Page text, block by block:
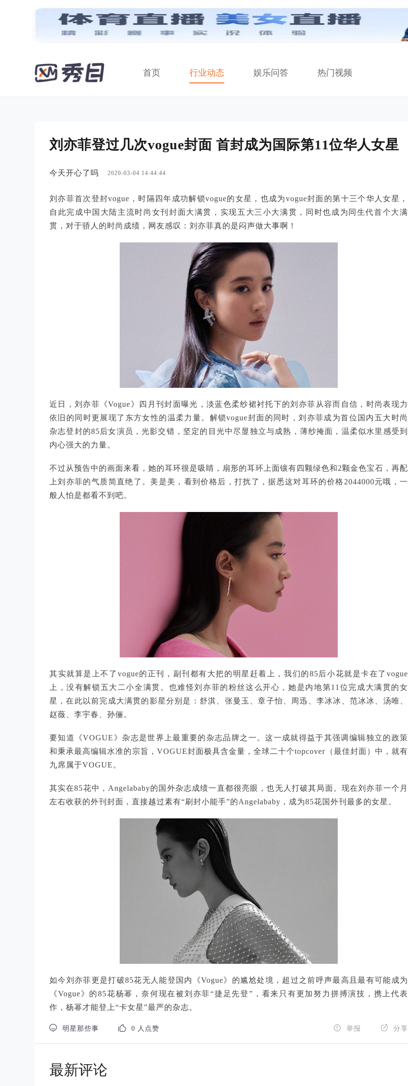
首页 行业动态 娱乐问答 热门视频
刘亦菲登过几次vogue封面 首封成为国际第11位华人女星
今天开心了吗 2020-03-04 14:44:44
刘亦菲首次登封vogue，时隔四年成功解锁vogue的女星，也成为vogue封面的第十三个华人女星，
自此完成中国大陆主流时尚女刊封面大满贯，实现五大三小大满贯，同时也成为同生代首个大满
贯，对于骄人的时尚成绩，网友感叹：刘亦菲真的是闷声做大事啊！
近日，刘亦菲《Vogue》四月刊封面曝光，淡蓝色柔纱裙衬托下的刘亦菲从容而自信，时尚表现力
依旧的同时更展现了东方女性的温柔力量。解锁vogue封面的同时，刘亦菲成为首位国内五大时尚
杂志登封的85后女演员，光影交错，坚定的目光中尽显独立与成熟，薄纱掩面，温柔似水里感受到
内心强大的力量。
不过从预告中的画面来看，她的耳环很是吸睛，扇形的耳环上面镶有四颗绿色和2颗金色宝石，再配
上刘亦菲的气质简直绝了。美是美，看到价格后，打扰了，据悉这对耳环的价格2044000元哦，一
般人怕是都看不到吧。
其实就算是上不了vogue的正刊，副刊都有大把的明星赶着上，我们的85后小花就是卡在了vogue
上，没有解锁五大二小全满贯。也难怪刘亦菲的粉丝这么开心，她是内地第11位完成大满贯的女
星，在此以前完成大满贯的影星分别是：舒淇、张曼玉、章子怡、周迅、李冰冰、范冰冰、汤唯、
赵薇、李宇春、孙俪。
要知道《VOGUE》杂志是世界上最重要的杂志品牌之一。这一成就得益于其强调编辑独立的政策
和秉承最高编辑水准的宗旨，VOGUE封面极具含金量，全球二十个topcover（最佳封面）中，就有
九席属于VOGUE。
其实在85花中，Angelababy的国外杂志成绩一直都很亮眼，也无人打破其局面。现在刘亦菲一个月
左右收获的外刊封面，直接越过素有“刷封小能手”的Angelababy，成为85花国外刊最多的女星。
如今刘亦菲更是打破85花无人能登国内《Vogue》的尴尬处境，超过之前呼声最高且最有可能成为
《Vogue》的85花杨幂，奈何现在被刘亦菲“捷足先登”，看来只有更加努力拼搏演技，携上代表
作，杨幂才能登上“卡女星”最严的杂志。
 明星那些事  0 人点赞  分享
 举报
最新评论